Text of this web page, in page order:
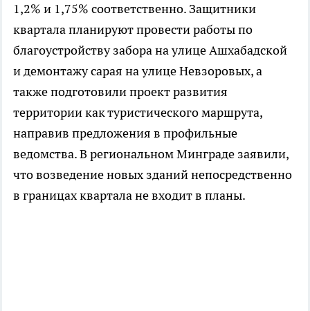
1,2% и 1,75% соответственно. Защитники
квартала планируют провести работы по
благоустройству забора на улице Ашхабадской
и демонтажу сарая на улице Невзоровых, а
также подготовили проект развития
территории как туристического маршрута,
направив предложения в профильные
ведомства. В региональном Минграде заявили,
что возведение новых зданий непосредственно
в границах квартала не входит в планы.